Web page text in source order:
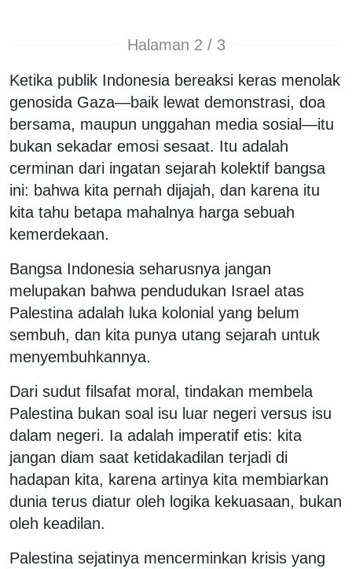
Halaman 2 / 3
Ketika publik Indonesia bereaksi keras menolak
genosida Gaza—baik lewat demonstrasi, doa
bersama, maupun unggahan media sosial—itu
bukan sekadar emosi sesaat. Itu adalah
cerminan dari ingatan sejarah kolektif bangsa
ini: bahwa kita pernah dijajah, dan karena itu
kita tahu betapa mahalnya harga sebuah
kemerdekaan.
Bangsa Indonesia seharusnya jangan
melupakan bahwa pendudukan Israel atas
Palestina adalah luka kolonial yang belum
sembuh, dan kita punya utang sejarah untuk
menyembuhkannya.
Dari sudut filsafat moral, tindakan membela
Palestina bukan soal isu luar negeri versus isu
dalam negeri. Ia adalah imperatif etis: kita
jangan diam saat ketidakadilan terjadi di
hadapan kita, karena artinya kita membiarkan
dunia terus diatur oleh logika kekuasaan, bukan
oleh keadilan.
Palestina sejatinya mencerminkan krisis yang